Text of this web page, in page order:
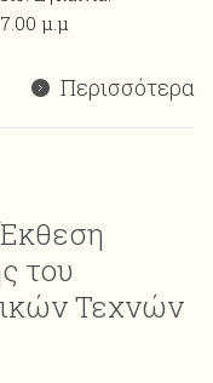
μ.μ
Περισσότερα
του
Τεχνών